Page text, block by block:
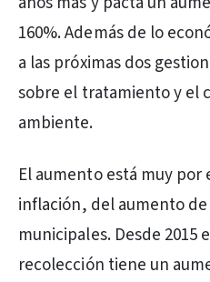
160%. Además de lo
a las próximas dos
sobre el tratamiento y el
ambiente.
El aumento está muy
inflación, del aumento
municipales. Desde 2015
recolección tiene un